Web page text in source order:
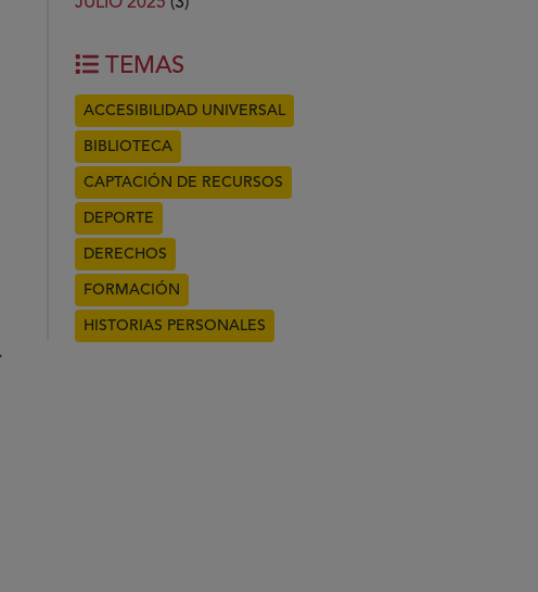
TEMAS
ACCESIBILIDAD UNIVERSAL
BIBLIOTECA
CAPTACIÓN DE RECURSOS
DEPORTE
DERECHOS
FORMACIÓN
HISTORIAS PERSONALES